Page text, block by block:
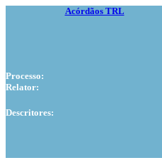
Acórdãos TRL
Processo:
Relator:
Descritores: